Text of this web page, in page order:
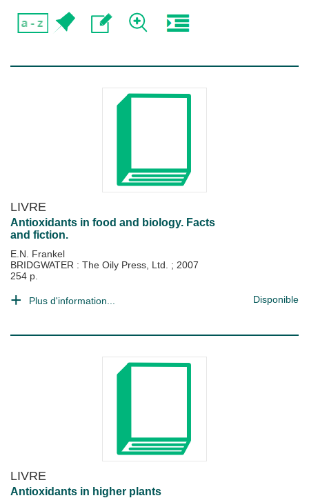
LIVRE
Antioxidants in food and biology. Facts
and fiction.
E.N. Frankel
BRIDGWATER : The Oily Press, Ltd. ; 2007
254 p.
Plus d'information... Disponible
LIVRE
Antioxidants in higher plants